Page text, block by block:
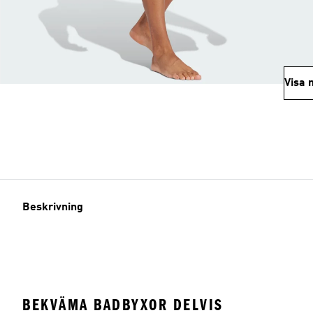
Visa
Beskrivning
BEKVÄMA BADBYXOR DELVIS